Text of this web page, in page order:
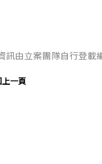
訊由立案團隊自行登載
上一頁